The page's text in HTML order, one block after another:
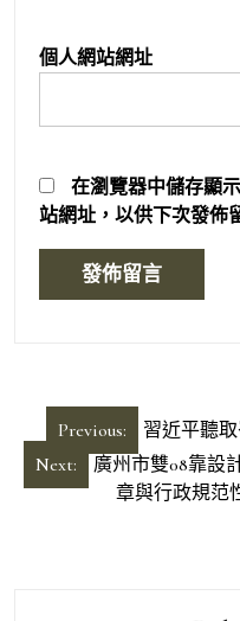
個人網站網址
在瀏覽器中儲存顯
站網址，以供下次發佈
章
導
Previous:
習近平聽
Next:
廣州市雙08靠設
章與行政規范